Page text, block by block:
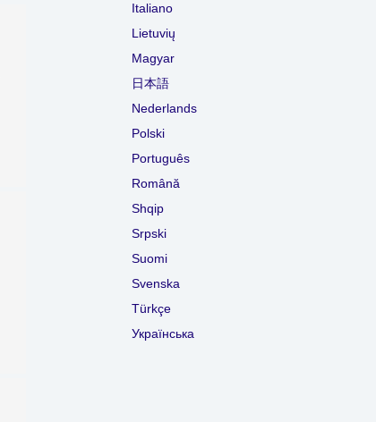
Italiano
Lietuvių
Magyar
日本語
Nederlands
Polski
Português
Română
Shqip
Srpski
Suomi
Svenska
Türkçe
Українська